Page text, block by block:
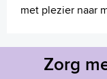
met plezier naar
Zorg